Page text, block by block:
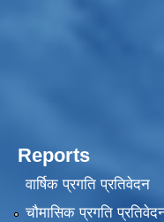
Reports
वार्षिक प्रगति प्रतिवेदन
चौमासिक प्रगति